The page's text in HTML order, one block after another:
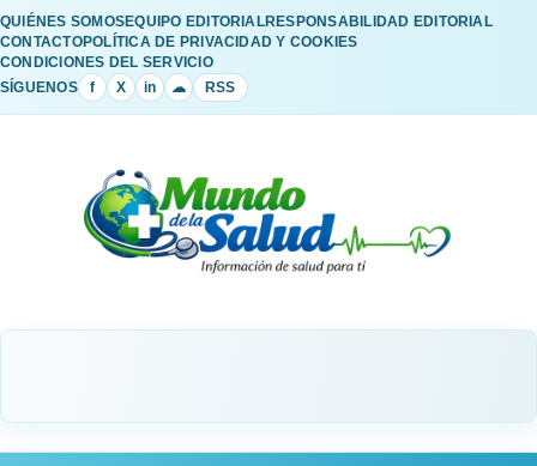
QUIÉNES SOMOSEQUIPO EDITORIALRESPONSABILIDAD EDITORIAL
CONTACTOPOLÍTICA DE PRIVACIDAD Y COOKIES
CONDICIONES DEL SERVICIO
SÍGUENOS
f X in ☁ RSS